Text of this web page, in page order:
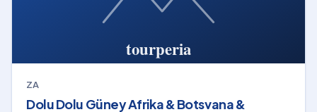
ZA
Dolu Dolu Güney Afrika & Botsvana &